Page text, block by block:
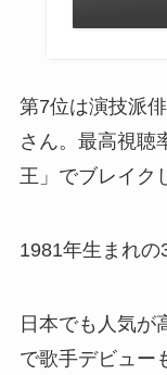
第7位は演技派
さん。最高視聴
王」でブレイク
1981年生まれの
日本でも人気が
で歌手デビュー